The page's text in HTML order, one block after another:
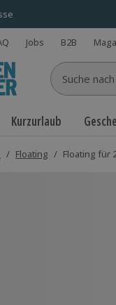
Jobs B2B
Suche nach
Kurzurlaub
/ Floating / Floating für